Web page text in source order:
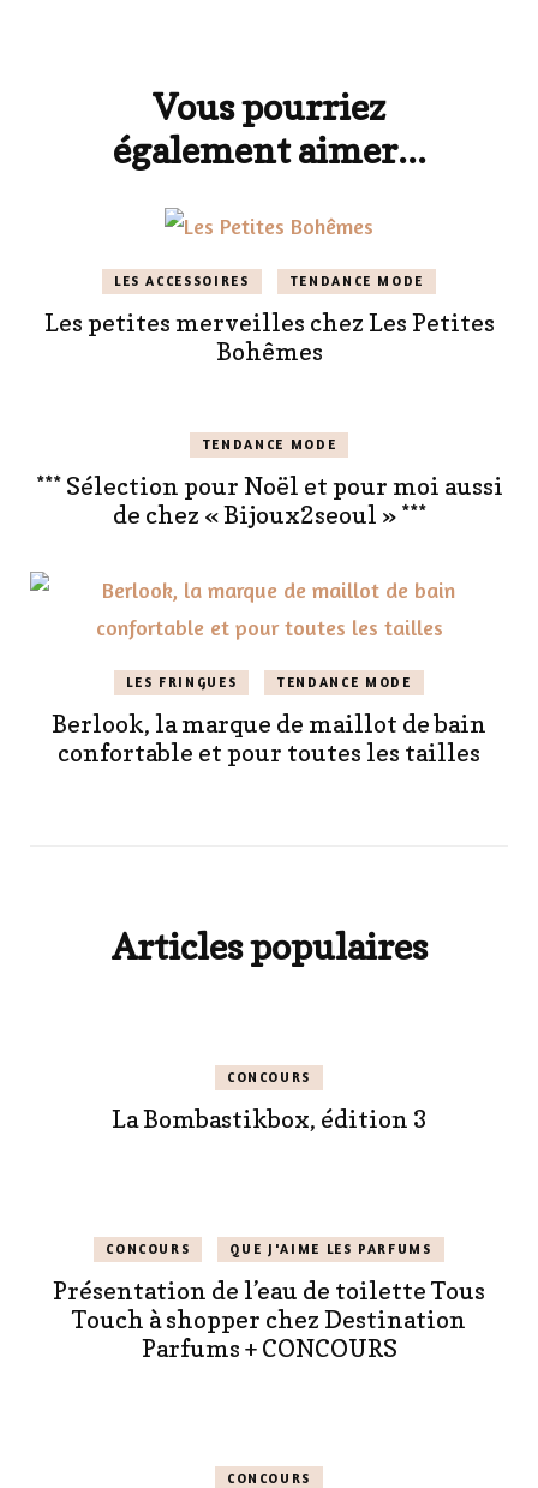
Vous pourriez
également aimer...
LES ACCESSOIRES TENDANCE MODE
Les petites merveilles chez Les Petites
Bohêmes
TENDANCE MODE
*** Sélection pour Noël et pour moi aussi
de chez « Bijoux2seoul » ***
LES FRINGUES TENDANCE MODE
Berlook, la marque de maillot de bain
confortable et pour toutes les tailles
Articles populaires
CONCOURS
La Bombastikbox, édition 3
CONCOURS QUE J'AIME LES PARFUMS
Présentation de l’eau de toilette Tous
Touch à shopper chez Destination
Parfums + CONCOURS
CONCOURS